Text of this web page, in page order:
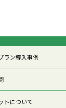
ラン導入事例
トについて